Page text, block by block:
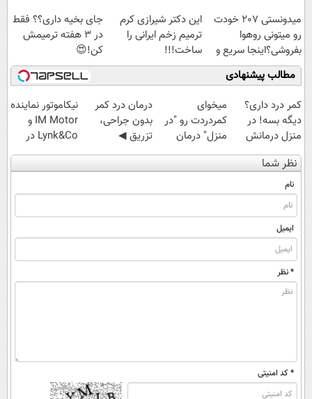
قسطی
میدونستی 207 خودت
رو میتونی روهوا
بفروشی؟اینجا سریع و
راحت بفروش
این دکتر شیرازی کرم
ترمیم زخم ایرانی را
ساخت!!!
جای بخیه داری؟؟ فقط
در 3 هفته ترمیمش
کن!😍
مطالب پیشنهادی
کمر درد داری؟
دیگه بسه! در
منزل درمانش
کن
(◀پرسش‌نامه)
میخوای
کمردردت رو "در
منزل" درمان
کنی؟ (◂فیلم +
◂پرسش‌نامه)
درمان درد کمر
بدون جراحی،
تزریق ◀
پرسش‌نامه رو پر
کن ▶
نیکاموتور نماینده
IM Motor و
Lynk&Co در
ایران
نظر شما
نام
ایمیل
* نظر
* کد امنیتی